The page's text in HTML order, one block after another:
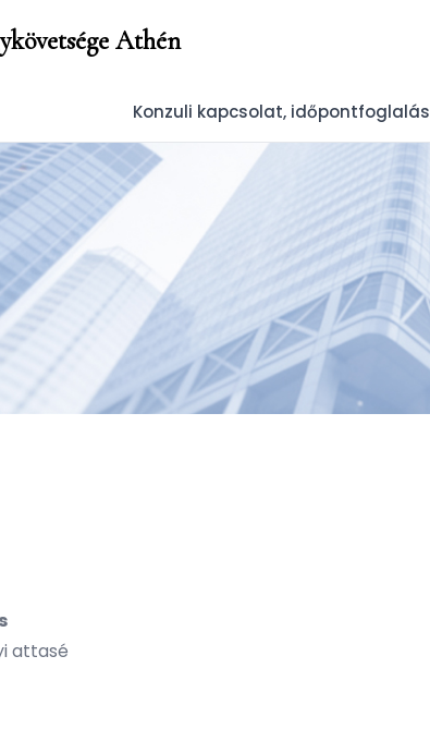
Athén
Konzuli kapcsolat, időpontfoglalás
attasé